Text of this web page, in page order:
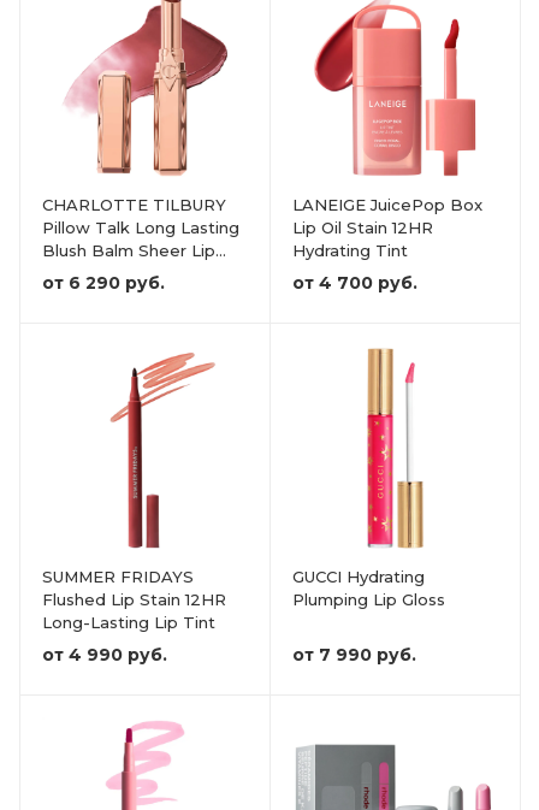
CHARLOTTE TILBURY
Pillow Talk Long Lasting
Blush Balm Sheer Lip
Tint
от 6 290 руб.
LANEIGE JuicePop Box
Lip Oil Stain 12HR
Hydrating Tint
от 4 700 руб.
SUMMER FRIDAYS
Flushed Lip Stain 12HR
Long-Lasting Lip Tint
от 4 990 руб.
GUCCI Hydrating
Plumping Lip Gloss
от 7 990 руб.